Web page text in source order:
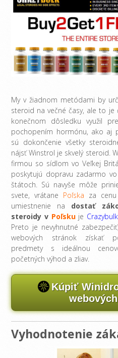
My v žiadnom metódami by
steroid na večné časy, ale to
konečnom dôsledku využil
pochopením hormónu, ako aj
sú dokončenie všetky
nájsť Winstrol je skvelý steroid.
firmou so sídlom vo Veľkej
poskytujú dopravu zadarmo
štátoch. Sú navyše môže
svete, vrátane Poľska za
umiestnenie na dostať
steroidy v Poľskuje Crazybulk
Preto je nevyhnutné
webových stránok získať
predmety s ideálnou
početných výhod a zliav.
Kúpiť
Vyhodnotenie